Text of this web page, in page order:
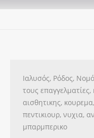
Ιαλυσός, Ρόδος,
τους
αισθητικης,
πεντικιουρ, νυχια,
μπαρμπερικο